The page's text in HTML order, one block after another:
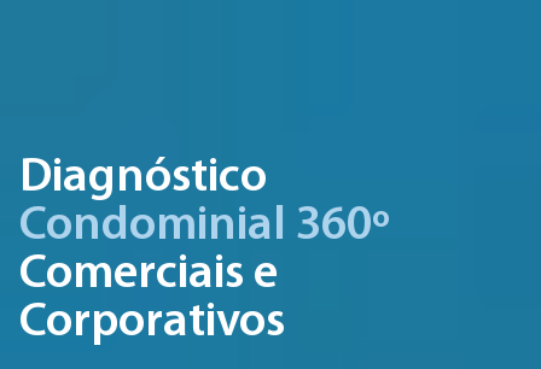
Diagnóstico
Condominial 360º
Comerciais e
Corporativos